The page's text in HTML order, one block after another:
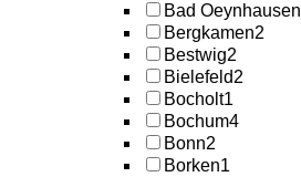
Bad Oeynhausen
Bergkamen2
Bestwig2
Bielefeld2
Bocholt1
Bochum4
Bonn2
Borken1